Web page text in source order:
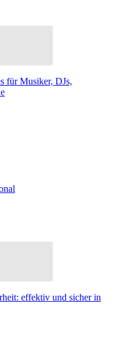
für Musiker, DJs,
effektiv und sicher in